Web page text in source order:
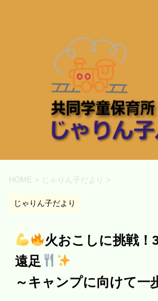
HOME > じゃりん子だより >
じゃりん子だより
火おこしに挑戦！
遠足
～キャンプに向けて一